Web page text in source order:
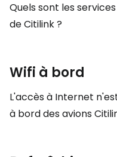
Quels sont les
de Citilink ?
Wifi à bord
L'accès à Internet
à bord des avions